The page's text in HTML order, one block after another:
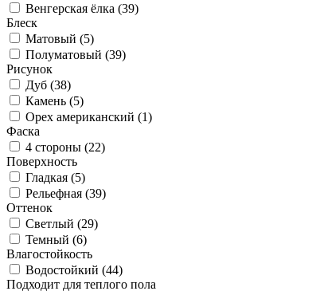
Венгерская ёлка (39)
Блеск
Матовый (5)
Полуматовый (39)
Рисунок
Дуб (38)
Камень (5)
Орех американский (1)
Фаска
4 стороны (22)
Поверхность
Гладкая (5)
Рельефная (39)
Оттенок
Светлый (29)
Темный (6)
Влагостойкость
Водостойкий (44)
Подходит для теплого пола